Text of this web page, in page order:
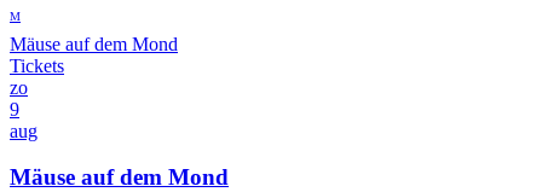
M
Mäuse auf dem Mond
Tickets
zo
9
aug
Mäuse auf dem Mond